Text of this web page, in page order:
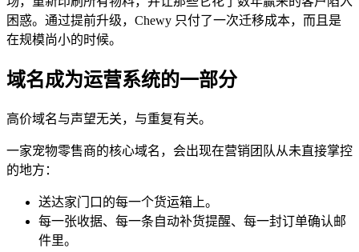
困惑。通过提前升级，Chewy 只付了一次迁移成本，而且是
在规模尚小的时候。
域名成为运营系统的一部分
高价域名与声望无关，与重复有关。
一家宠物零售商的核心域名，会出现在营销团队从未直接掌控
的地方：
送达家门口的每一个货运箱上。
每一张收据、每一条自动补货提醒、每一封订单确认邮
件里。